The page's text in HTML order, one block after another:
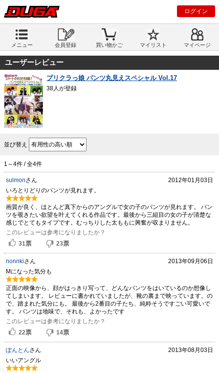
ログイン
メニュー 会員登録 買い物かご マイリスト マイページ
ユーザーレビュー
プリクラっ娘 パンツ丸見えスペシャル Vol.17
38人が登録
並び替え
1～4件 / 全4件
sulmonさん
2012年01月03日
いろとりどりのパンツが見れます。
画質が良く、ほとんど真下からのアングルで女の子のパンツが見れます。 パン
ツを覗きたい欲望を叶えてくれる作品です。最後から三組目の女の子が清楚な
感じでとてもタイプです。むっちりした太ももに興奮が収まりません。
このレビューは参考になりましたか？
31票 23票
nonnkiさん
2013年09月06日
Mになった気分も
正面の映像から、顔がはっきり写って、どんなパンツをはいているのか想像し
てしまいます。 レビューに書かれていましたが、靴の裏まで映っています。の
で、踏まれた気分にも。 最後から2番目の子たち、純粋そうですごい可愛いで
す。 パンツは地味で、それも、よかったです
このレビューは参考になりましたか？
22票 14票
ぽんとんさん
2013年08月03日
いいアングル